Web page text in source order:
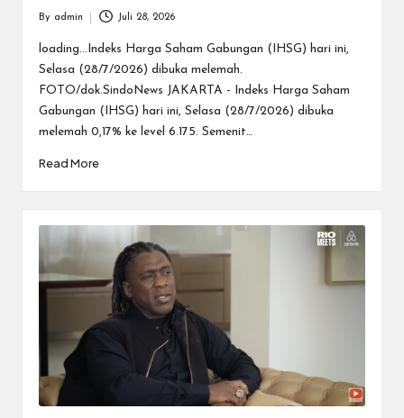
by
By admin Juli 28, 2026
loading...Indeks Harga Saham Gabungan (IHSG) hari ini,
Selasa (28/7/2026) dibuka melemah.
FOTO/dok.SindoNews JAKARTA - Indeks Harga Saham
Gabungan (IHSG) hari ini, Selasa (28/7/2026) dibuka
melemah 0,17% ke level 6.175. Semenit…
Read More